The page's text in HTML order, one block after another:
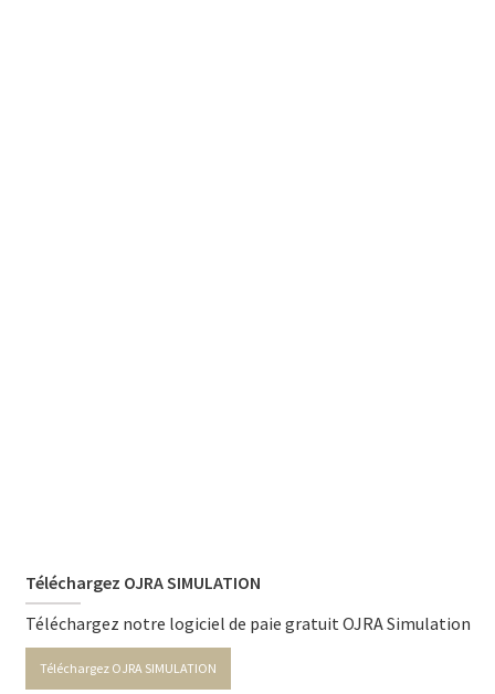
Téléchargez OJRA SIMULATION
Téléchargez notre logiciel de paie gratuit OJRA Simulation
Téléchargez OJRA SIMULATION